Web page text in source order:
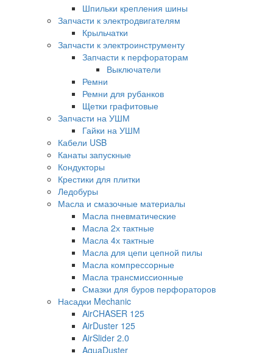
Шпильки крепления шины
Запчасти к электродвигателям
Крыльчатки
Запчасти к электроинструменту
Запчасти к перфораторам
Выключатели
Ремни
Ремни для рубанков
Щетки графитовые
Запчасти на УШМ
Гайки на УШМ
Кабели USB
Канаты запускные
Кондукторы
Крестики для плитки
Ледобуры
Масла и смазочные материалы
Масла пневматические
Масла 2х тактные
Масла 4х тактные
Масла для цепи цепной пилы
Масла компрессорные
Масла трансмиссионные
Смазки для буров перфораторов
Насадки Mechanic
AirCHASER 125
AirDuster 125
AirSlider 2.0
AquaDuster